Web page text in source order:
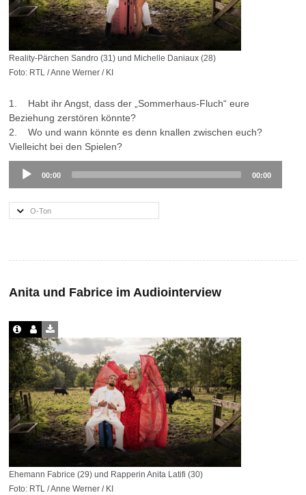
Reality-Pärchen Sandro (31) und Michelle Daniaux (28)
Foto: RTL / Anne Werner / KI
1. Habt ihr Angst, dass der „Sommerhaus-Fluch“ eure
Beziehung zerstören könnte?
2. Wo und wann könnte es denn knallen zwischen euch?
Vielleicht bei den Spielen?
Audio
Player
00:00 00:00
O-Ton
Anita und Fabrice im Audiointerview
Ehemann Fabrice (29) und Rapperin Anita Latifi (30)
Foto: RTL / Anne Werner / KI